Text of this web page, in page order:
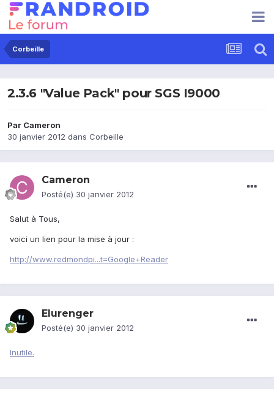
Corbeille
2.3.6 "Value Pack" pour SGS I9000
Par Cameron
30 janvier 2012 dans Corbeille
Cameron
Posté(e) 30 janvier 2012
Salut à Tous,
voici un lien pour la mise à jour :
http://www.redmondpi...t=Google+Reader
Elurenger
Posté(e) 30 janvier 2012
Inutile.